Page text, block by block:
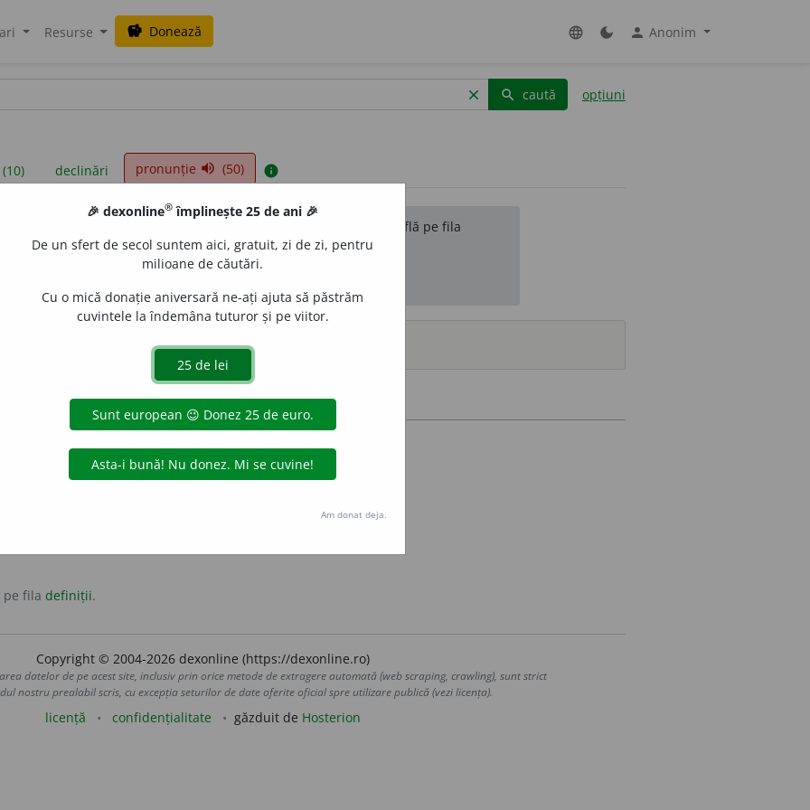
Resurse savings Donează language dark_mode person Anonim
clear search caută opțiuni
declinări pronunție volume_up (50) info
sunt compilate de echipa dexonline. Definițiile originale se află pe fila
reordona filele pe pagina depreferințe.
surse
ntregul.
cum se cuvine.
pe fila definiții.
Copyright © 2004-2026 dexonline (https://dexonline.ro)
datelor de pe acest site, inclusiv prin orice metode de extragere automată (web scraping, crawling), sunt strict
nostru prealabil scris, cu excepția seturilor de date oferite oficial spre utilizare publică (vezi licența).
licență confidențialitate găzduit de Hosterion
🎉 dexonline® împlinește 25 de ani 🎉
De un sfert de secol suntem aici, gratuit, zi de zi, pentru
milioane de căutări.
Cu o mică donație aniversară ne-ați ajuta să păstrăm
cuvintele la îndemâna tuturor și pe viitor.
Am donat deja.